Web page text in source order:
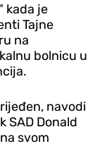
kada je
Tajne
na
bolnicu u
navodi
SAD Donald
svom